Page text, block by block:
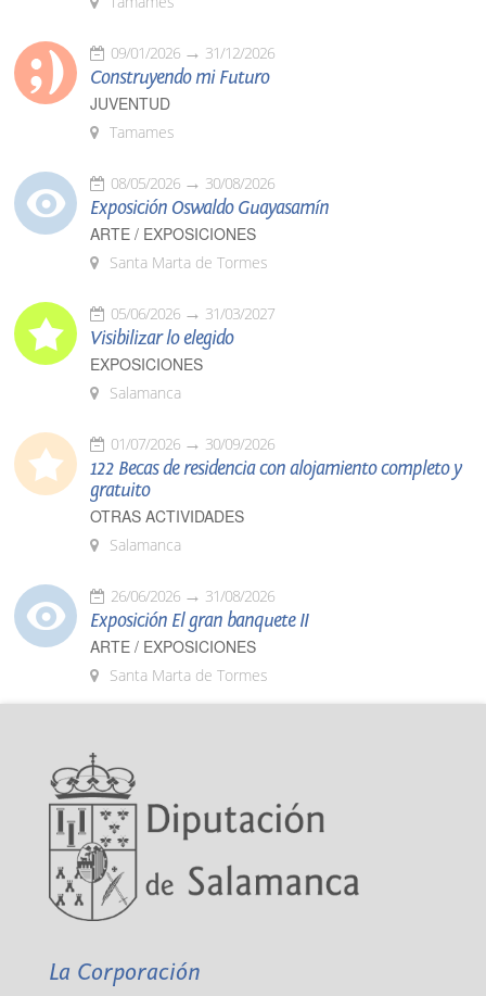
09/01/2026 31/12/2026
Construyendo mi Futuro
JUVENTUD
Tamames
08/05/2026 30/08/2026
Exposición Oswaldo Guayasamín
ARTE / EXPOSICIONES
Santa Marta de Tormes
05/06/2026 31/03/2027
Visibilizar lo elegido
EXPOSICIONES
Salamanca
01/07/2026 30/09/2026
122 Becas de residencia con alojamiento completo y
gratuito
OTRAS ACTIVIDADES
Salamanca
26/06/2026 31/08/2026
Exposición El gran banquete II
ARTE / EXPOSICIONES
Santa Marta de Tormes
La Corporación